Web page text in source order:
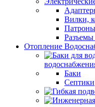
Вилки,
Патроны
Отопление
Баки
Септики